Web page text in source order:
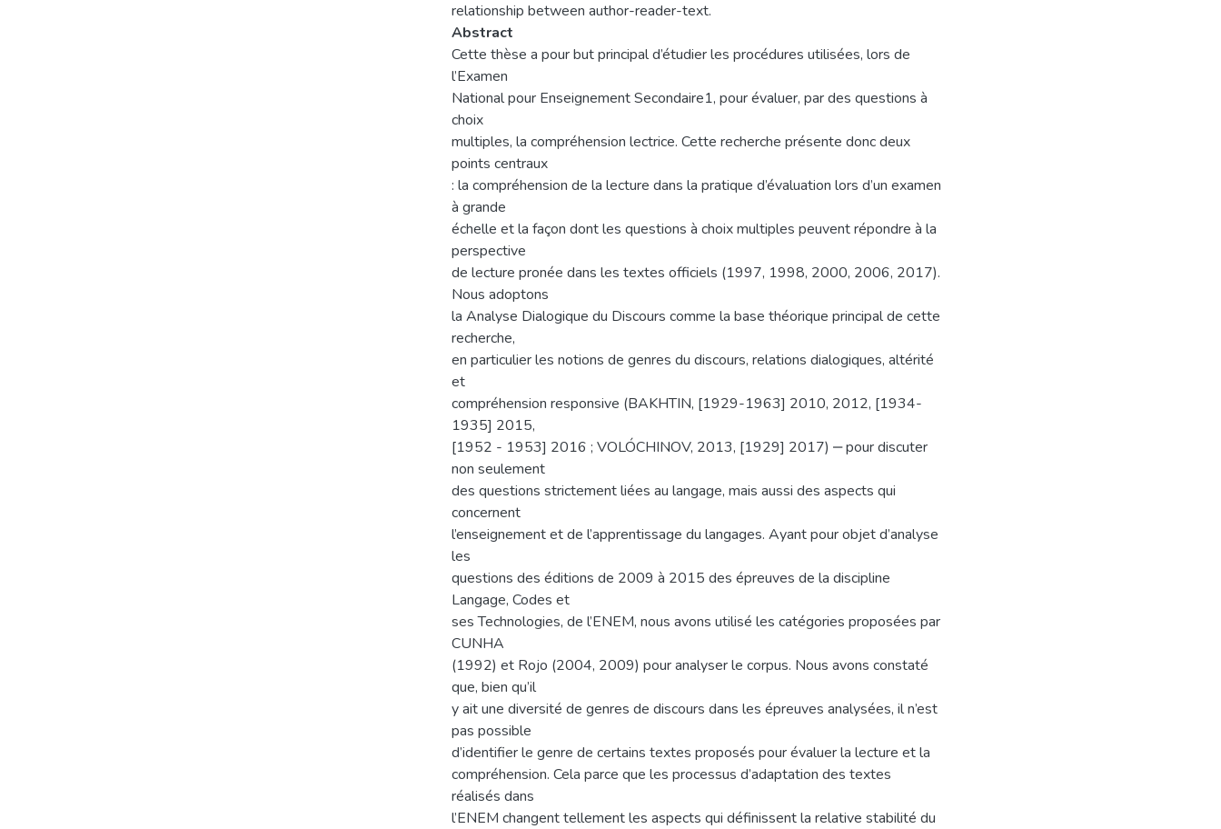
relationship between author-reader-text.
Abstract
Cette thèse a pour but principal d’étudier les procédures utilisées, lors de
l’Examen
National pour Enseignement Secondaire1, pour évaluer, par des questions à
choix
multiples, la compréhension lectrice. Cette recherche présente donc deux
points centraux
: la compréhension de la lecture dans la pratique d’évaluation lors d’un examen
à grande
échelle et la façon dont les questions à choix multiples peuvent répondre à la
perspective
de lecture pronée dans les textes officiels (1997, 1998, 2000, 2006, 2017).
Nous adoptons
la Analyse Dialogique du Discours comme la base théorique principal de cette
recherche,
en particulier les notions de genres du discours, relations dialogiques, altérité
et
compréhension responsive (BAKHTIN, [1929-1963] 2010, 2012, [1934-
1935] 2015,
[1952 - 1953] 2016 ; VOLÓCHINOV, 2013, [1929] 2017) ‒ pour discuter
non seulement
des questions strictement liées au langage, mais aussi des aspects qui
concernent
l’enseignement et de l’apprentissage du langages. Ayant pour objet d’analyse
les
questions des éditions de 2009 à 2015 des épreuves de la discipline
Langage, Codes et
ses Technologies, de l’ENEM, nous avons utilisé les catégories proposées par
CUNHA
(1992) et Rojo (2004, 2009) pour analyser le corpus. Nous avons constaté
que, bien qu’il
y ait une diversité de genres de discours dans les épreuves analysées, il n’est
pas possible
d’identifier le genre de certains textes proposés pour évaluer la lecture et la
compréhension. Cela parce que les processus d’adaptation des textes
réalisés dans
l’ENEM changent tellement les aspects qui définissent la relative stabilité du